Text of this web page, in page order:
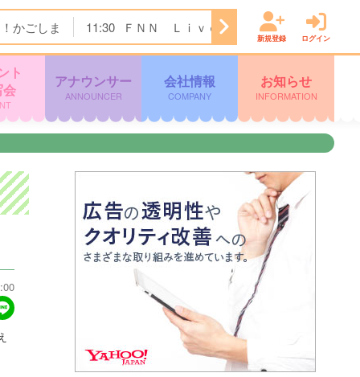
かごしま 11:30 ＦＮＮ Ｌｉｖｅ Ｎｅｗｓ ｄａｙｓ
新規登録 ログイン
ト
アナウンサー
ANNOUNCER
会社情報
COMPANY
お知らせ
INFORMATION